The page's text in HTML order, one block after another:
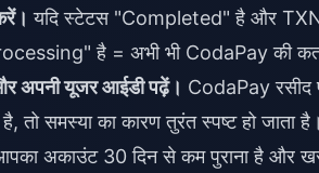
यदि स्टेटस "Completed" है और
है = अभी भी CodaPay की
अपनी यूजर आईडी पढ़ें। CodaPay
तो समस्या का कारण तुरंत स्पष्ट हो जाता है।
अकाउंट 30 दिन से कम पुराना है और